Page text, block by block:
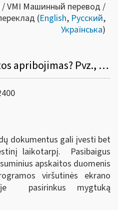
/ VMI Машинный перевод /
(English, Русский,
Українська)
Ar bus nustatytas datos apribojimas? Pvz., išrašiau S / F, pamiršau įvesti į programą, galėsiu tą padaryti po pusmečio atbuline data?
dokumentus gali įvesti bet
laikotarpį. Pasibaigus
apskaitos duomenis
viršutinės ekrano
pasirinkus mygtuką